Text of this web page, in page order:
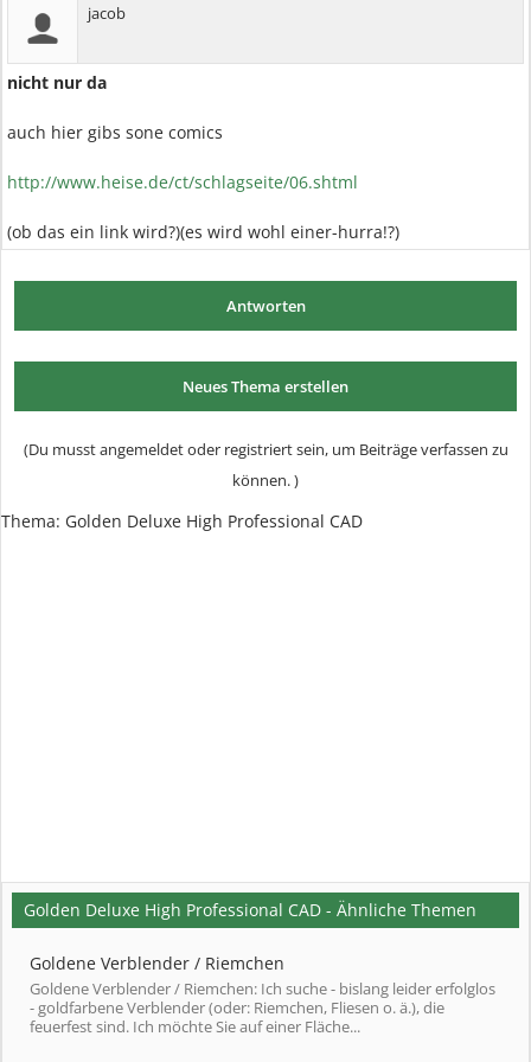
jacob
nicht nur da
auch hier gibs sone comics
http://www.heise.de/ct/schlagseite/06.shtml
(ob das ein link wird?)(es wird wohl einer-hurra!?)
Antworten
Neues Thema erstellen
(Du musst angemeldet oder registriert sein, um Beiträge verfassen zu
können. )
Thema: Golden Deluxe High Professional CAD
Golden Deluxe High Professional CAD - Ähnliche Themen
Goldene Verblender / Riemchen
Goldene Verblender / Riemchen: Ich suche - bislang leider erfolglos
- goldfarbene Verblender (oder: Riemchen, Fliesen o. ä.), die
feuerfest sind. Ich möchte Sie auf einer Fläche...